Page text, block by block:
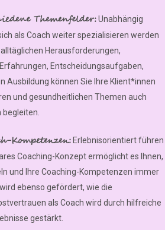
Themenfelder:Unabhängig
als Coach weiter spezialisieren werden
Herausforderungen,
Entscheidungsaufgaben,
Ausbildung können Sie Ihre Klient*innen
und gesundheitlichen Themen auch
Kompetenzen: Erlebnisorientiert führen
Coaching-Konzept ermöglicht es Ihnen,
und Ihre Coaching-Kompetenzen immer
ebenso gefördert, wie die
als Coach wird durch hilfreiche
gestärkt.